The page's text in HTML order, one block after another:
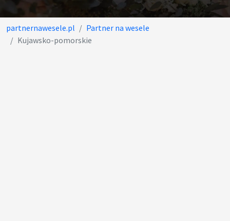
partnernawesele.pl
Partner na wesele
Kujawsko-pomorskie